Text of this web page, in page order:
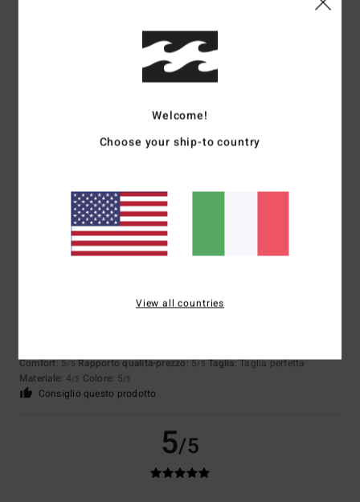
5/5
Una bella scoperta
: 5/5 Colore: 5/5
Consiglio questo prodotto
5 /5
Comfort: 5/5 Rapporto qualità-prezzo: 5/5 Taglia: Taglia perfetta
Materiale: 4/5 Colore: 5/5
Consiglio questo prodotto
5/5
Welcome!
Choose your ship-to country
View all countries